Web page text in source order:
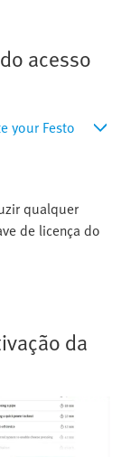
acesso
your Festo
qualquer
de licença do
da